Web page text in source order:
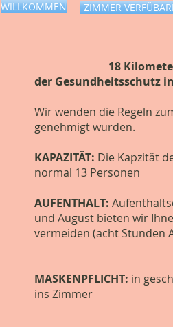
WILLKOMMEN ZIMMER
18 Kilometer
der Gesundheitsschutz
Wir wenden die Regeln
genehmigt wurden.
KAPAZITÄT: Die Kapzität
normal 13 Personen
AUFENTHALT:
und August bieten wir
vermeiden (acht Stunden
MASKENPFLICHT: in
ins Zimmer